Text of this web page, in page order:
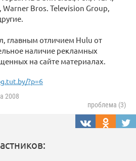
Warner Bros. Television Group,
главным отличием Hulu от
наличие рекламных
на сайте материалах.
?p=6
2008
проблема (3)